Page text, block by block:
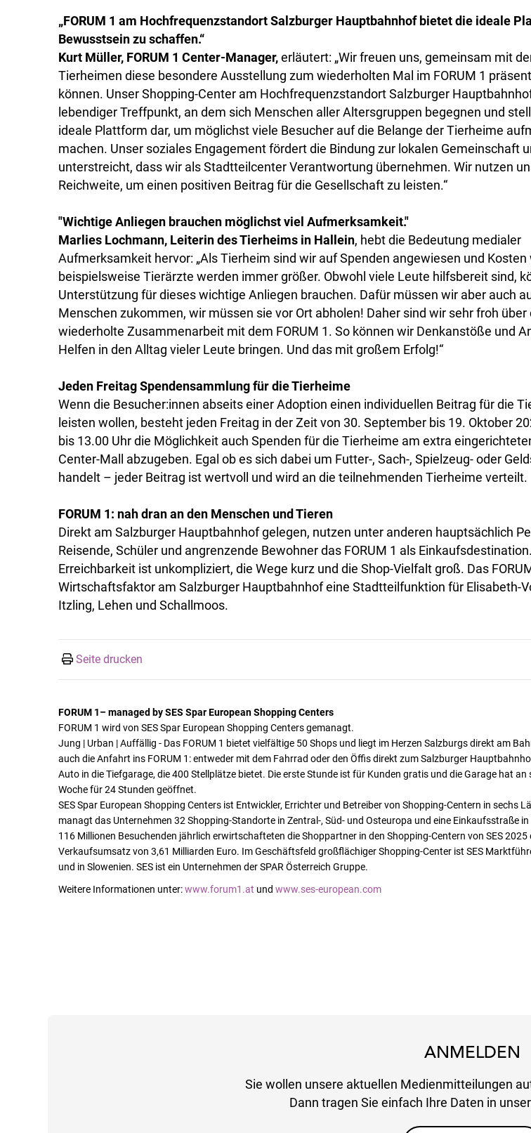
„FORUM 1 am Hochfrequenzstandort Salzburger Hauptbahnhof bietet die ideale
Bewusstsein zu schaffen.“
Kurt Müller, FORUM 1 Center-Manager,erläutert: „Wir freuen uns, gemeinsam mit
Tierheimen diese besondere Ausstellung zum wiederholten Mal im FORUM 1
können. Unser Shopping-Center am Hochfrequenzstandort Salzburger
lebendiger Treffpunkt, an dem sich Menschen aller Altersgruppen begegnen und
ideale Plattform dar, um möglichst viele Besucher auf die Belange der Tierheime
machen. Unser soziales Engagement fördert die Bindung zur lokalen Gemeinschaft
unterstreicht, dass wir als Stadtteilcenter Verantwortung übernehmen. Wir nutzen
Reichweite, um einen positiven Beitrag für die Gesellschaft zu leisten.“
"Wichtige Anliegen brauchen möglichst viel Aufmerksamkeit."
Marlies Lochmann, Leiterin des Tierheims in Hallein, hebt die Bedeutung medialer
Aufmerksamkeit hervor: „Als Tierheim sind wir auf Spenden angewiesen und Kosten
beispielsweise Tierärzte werden immer größer. Obwohl viele Leute hilfsbereit sind,
Unterstützung für dieses wichtige Anliegen brauchen. Dafür müssen wir aber auch
Menschen zukommen, wir müssen sie vor Ort abholen! Daher sind wir sehr froh über
wiederholte Zusammenarbeit mit dem FORUM 1. So können wir Denkanstöße und
Helfen in den Alltag vieler Leute bringen. Und das mit großem Erfolg!“
Jeden Freitag Spendensammlung für die Tierheime
Wenn die Besucher:innen abseits einer Adoption einen individuellen Beitrag für die
leisten wollen, besteht jeden Freitag in der Zeit von 30. September bis 19. Oktober
bis 13.00 Uhr die Möglichkeit auch Spenden für die Tierheime am extra
Center-Mall abzugeben. Egal ob es sich dabei um Futter-, Sach-, Spielzeug- oder
handelt – jeder Beitrag ist wertvoll und wird an die teilnehmenden Tierheime verteilt.
FORUM 1: nah dran an den Menschen und Tieren
Direkt am Salzburger Hauptbahnhof gelegen, nutzen unter anderen hauptsächlich
Reisende, Schüler und angrenzende Bewohner das FORUM 1 als
Erreichbarkeit ist unkompliziert, die Wege kurz und die Shop-Vielfalt groß. Das
Wirtschaftsfaktor am Salzburger Hauptbahnhof eine Stadtteilfunktion für Elisabeth-
Itzling, Lehen und Schallmoos.
Seite drucken
FORUM 1– managed by SES Spar European Shopping Centers
FORUM 1 wird von SES Spar European Shopping Centers gemanagt.
Jung | Urban | Auffällig - Das FORUM 1 bietet vielfältige 50 Shops und liegt im Herzen Salzburgs direkt am
auch die Anfahrt ins FORUM 1: entweder mit dem Fahrrad oder den Öffis direkt zum Salzburger
Auto in die Tiefgarage, die 400 Stellplätze bietet. Die erste Stunde ist für Kunden gratis und die Garage hat an
Woche für 24 Stunden geöffnet.
SES Spar European Shopping Centers ist Entwickler, Errichter und Betreiber von Shopping-Centern in sechs
managt das Unternehmen 32 Shopping-Standorte in Zentral-, Süd- und Osteuropa und eine Einkaufsstraße
116 Millionen Besuchenden jährlich erwirtschafteten die Shoppartner in den Shopping-Centern von SES 2025
Verkaufsumsatz von 3,61 Milliarden Euro. Im Geschäftsfeld großflächiger Shopping-Center ist SES
und in Slowenien. SES ist ein Unternehmen der SPAR Österreich Gruppe.
Weitere Informationen unter:www.forum1.at und www.ses-european.com
ANMELDEN
Sie wollen unsere aktuellen Medienmitteilungen
Dann tragen Sie einfach Ihre Daten in